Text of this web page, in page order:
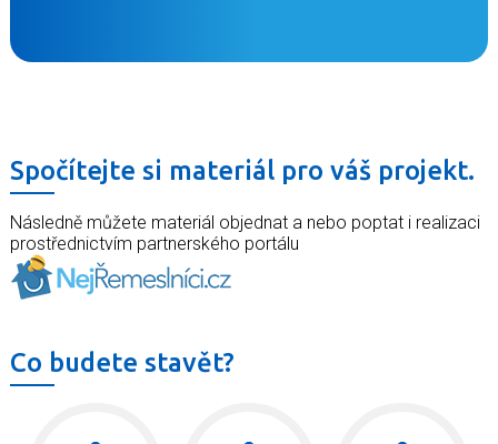
Spočítejte si materiál pro váš projekt.
Následně můžete materiál objednat a nebo poptat i realizaci
prostřednictvím partnerského portálu
Co budete stavět?